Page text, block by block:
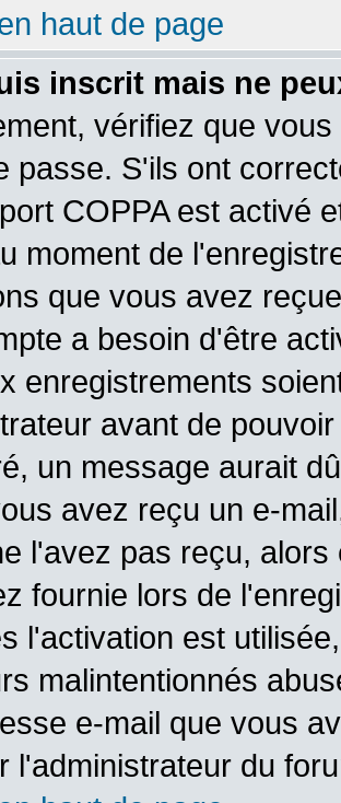
haut de page
inscrit mais ne
vérifiez que
passe. S'ils ont
COPPA est activé
moment de
que vous avez
a besoin d'être
enregistrements
avant de
un message aurait
avez reçu un e-
l'avez pas reçu,
fournie lors de
l'activation est
malintentionnés
e-mail que vous
l'administrateur du